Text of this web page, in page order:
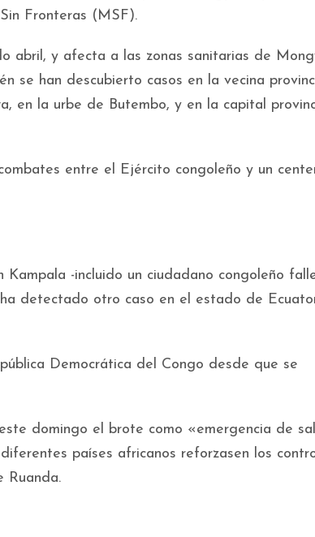
Fronteras (MSF).
abril, y afecta a las zonas sanitarias de
se han descubierto casos en la vecina
en la urbe de Butembo, y en la capital
entre el Ejército congoleño y un
-incluido un ciudadano congoleño
detectado otro caso en el estado de
Democrática del Congo desde que se
domingo el brote como «emergencia de
países africanos reforzasen los
Ruanda.